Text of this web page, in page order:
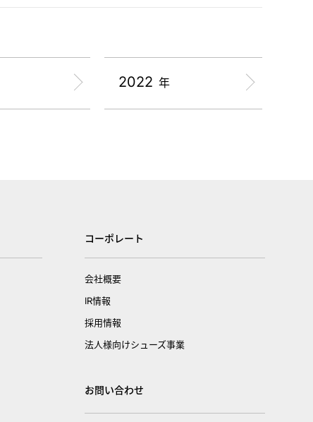
2022 年
コーポレート
会社概要
IR情報
採用情報
法人様向けシューズ事業
お問い合わせ